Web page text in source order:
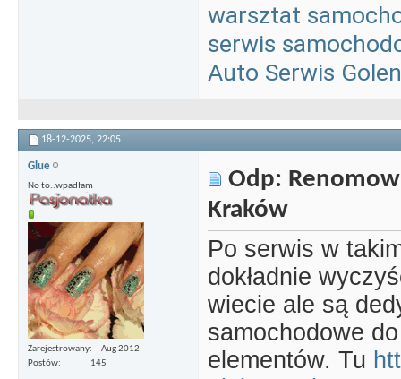
warsztat
serwis
Auto Serwis
18-12-2025, 22:05
Glue
No to..wpadłam
Zarejestrowany
Aug 2012
Postów
145
Odp:
Kraków
Po serwis w
dokładnie
wiecie ale są
samochodowe
elementów. Tu